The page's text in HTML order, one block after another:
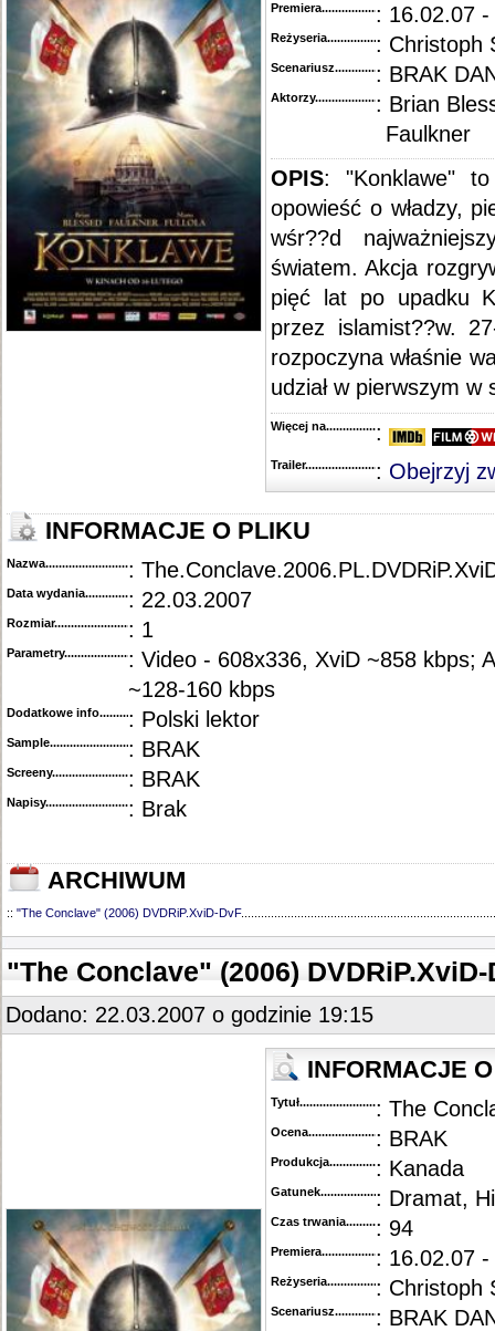
Premiera..........................................
: 16.02.07 -
Reżyseria........................................
: Christoph
Scenariusz........................................
: BRAK
Aktorzy...........................................
: Brian
Faulkner
OPIS: "Konklawe"
opowieść o władzy,
wśr??d
światem. Akcja
pięć lat po upadku
przez islamist??w.
rozpoczyna właśnie
udział w pierwszym
Więcej na........................................
:
Trailer...........................................
: Obejrzyj
INFORMACJE O PLIKU
Nazwa.............................................
:
Data wydania......................................
: 22.03.2007
Rozmiar...........................................
: 1
Parametry.........................................: Video - 608x336, XviD ~858 kbps;
~128-160 kbps
Dodatkowe info....................................
: Polski lektor
Sample............................................
: BRAK
Screeny...........................................
: BRAK
Napisy............................................
: Brak
ARCHIWUM
:: "The Conclave" (2006) DVDRiP.XviD-DvF
"The Conclave" (2006) DVDRiP.XviD-
Dodano: 22.03.2007 o godzinie 19:15
INFORMACJE
Tytuł............................................
: The
Ocena.............................................
: BRAK
Produkcja.........................................
: Kanada
Gatunek...........................................
: Dramat,
Czas trwania......................................
: 94
Premiera..........................................
: 16.02.07 -
Reżyseria........................................
: Christoph
Scenariusz........................................
: BRAK